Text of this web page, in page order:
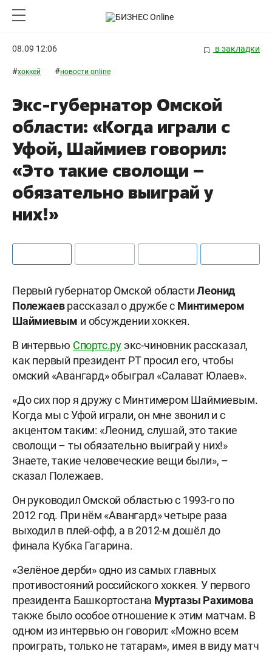
08.09 12:06 в закладки
#хоккей #новости online
Экс-губернатор Омской
области: «Когда играли с
Уфой, Шаймиев говорил:
«Это такие сволощи –
обязательно выиграй у
них!»
Первый губернатор Омской областиЛеонид
Полежаеврассказал о дружбе с Минтимером
Шаймиевым и обсуждении хоккея.
В интервью Спортс.ру экс-чиновник рассказал,
как первый президент РТ просил его, чтобы
омский «Авангард» обыграл «Салават Юлаев».
«До сих пор я дружу с Минтимером Шаймиевым.
Когда мы с Уфой играли, он мне звонил и с
акцентом таким: «Леонид, слушай, это такие
сволощи – ты обязательно выиграй у них!»
Знаете, такие человеческие вещи были», –
сказал Полежаев.
Он руководил Омской областью с 1993-го по
2012 год. При нём «Авангард» четыре раза
выходил в плей-офф, а в 2012-м дошёл до
финала Кубка Гагарина.
«Зелёное дерби» одно из самых главных
противостояний российского хоккея. У первого
президента Башкортостана Муртазы Рахимова
также было особое отношение к этим матчам. В
одном из интервью он говорил: «Можно всем
проиграть, только не татарам», имея в виду матч